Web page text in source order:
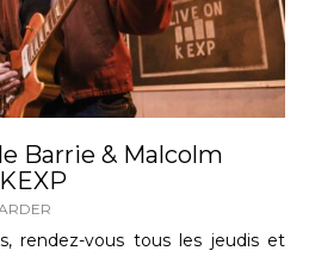
Barrie & Malcolm
rendez-vous tous les jeudis et